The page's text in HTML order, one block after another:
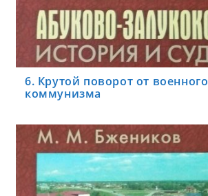
6. Крутой поворот от военного
коммунизма